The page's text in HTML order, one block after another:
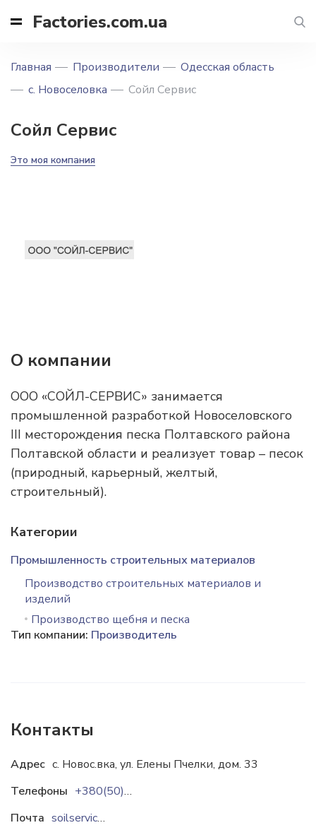
Factories.com.ua
Главная Производители
Одесская область
с. Новоселовка
Сойл Сервис
Сойл Сервис
Это моя компания
О компании
ООО «СОЙЛ-СЕРВИС» занимается
промышленной разработкой Новоселовского
ІІІ месторождения песка Полтавского района
Полтавской области и реализует товар – песок
(природный, карьерный, желтый,
строительный).
Категории
Промышленность строительных материалов
Производство строительных материалов и
изделий
Производство щебня и песка
Тип компании: Производитель
Контакты
Адрес с. Новос.вка, ул. Елены Пчелки, дом. 33
Телефоны
+380(50)597-05-15
Почта
soilservice@ukr.net